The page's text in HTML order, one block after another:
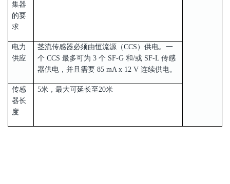
集器
的要
求
电力
供应
茎流传感器必须由恒流源（CCS）供电。一
个 CCS 最多可为 3 个 SF-G 和/或 SF-L 传感
器供电，并且需要 85 mA x 12 V 连续供电。
传感
器长
度
5米，最大可延长至20米